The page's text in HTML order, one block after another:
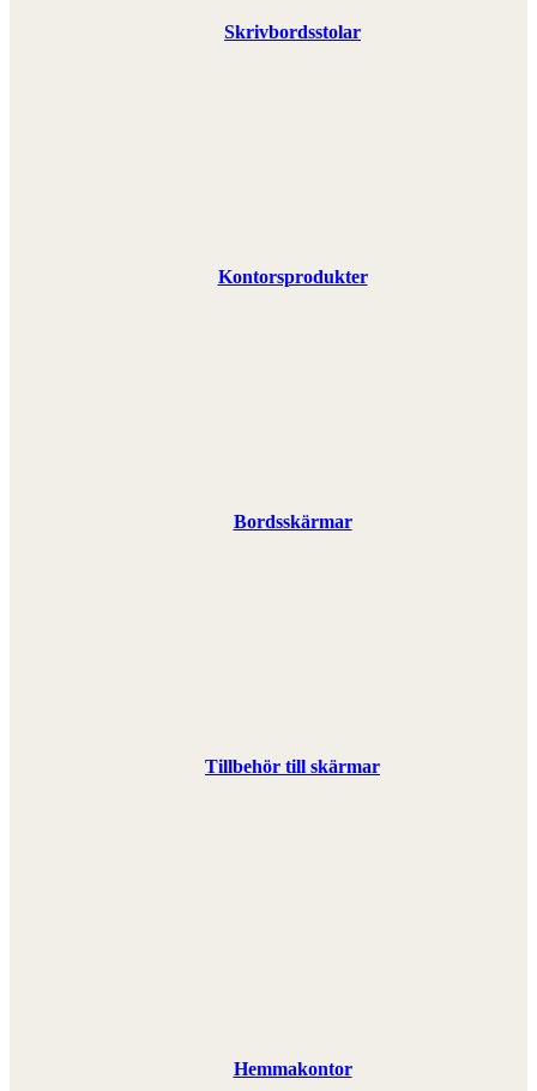
Skrivbordsstolar
Kontorsprodukter
Bordsskärmar
Tillbehör till skärmar
Hemmakontor